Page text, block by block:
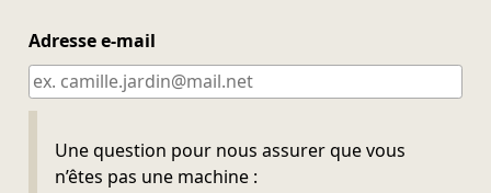
Adresse e-mail
Une question pour nous assurer que vous
n’êtes pas une machine :
Ne pas remplir